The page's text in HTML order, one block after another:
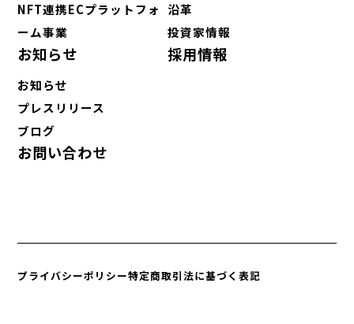
NFT連携ECプラットフォ
ーム事業
沿革
投資家情報
お知らせ
お知らせ
プレスリリース
ブログ
採用情報
お問い合わせ
プライバシーポリシー特定商取引法に基づく表記